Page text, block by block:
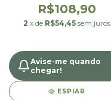
R$108,90
2 x de R$54,45 sem juros
Avise-me quando
chegar!
ESPIAR